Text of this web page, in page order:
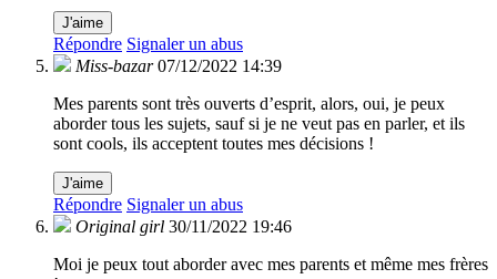
J'aime
Répondre Signaler un abus
Miss-bazar 07/12/2022 14:39
Mes parents sont très ouverts d’esprit, alors, oui, je peux
aborder tous les sujets, sauf si je ne veut pas en parler, et ils
sont cools, ils acceptent toutes mes décisions !
J'aime
Répondre Signaler un abus
Original girl 30/11/2022 19:46
Moi je peux tout aborder avec mes parents et même mes frères